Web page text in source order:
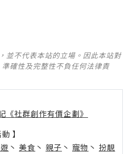
並不代表本站的立場。因此本站對
確性及完整性不負任何法律責
《社群創作有價企劃》
】
丶 美食 丶 親子 丶 寵物 丶 扮靚